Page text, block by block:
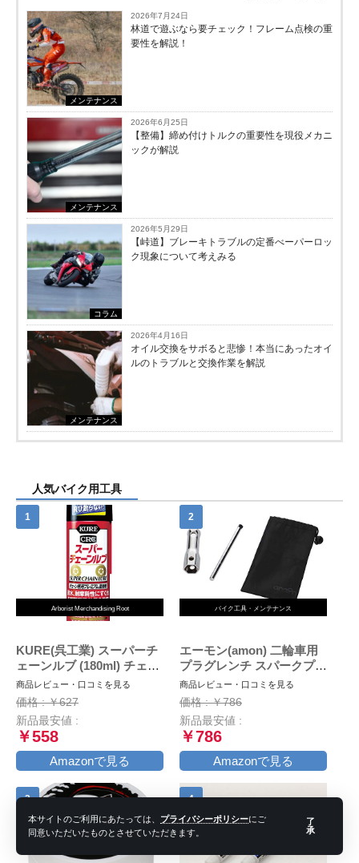
本サイトのご利用にあたっては、 プライバシーポリシーにご
同意いただいたものとさせていただきます。
了
承
メンテナンス
2026年7月24日
林道で遊ぶなら要チェック！フレーム点検の重
要性を解説！
メンテナンス
2026年6月25日
【整備】締め付けトルクの重要性を現役メカニ
ックが解説
コラム
2026年5月29日
【峠道】ブレーキトラブルの定番べーパーロッ
ク現象について考えみる
メンテナンス
2026年4月16日
オイル交換をサボると悲惨！本当にあったオイ
ルのトラブルと交換作業を解説
人気バイク用工具
Arborist Merchandising Root
KURE(呉工業) スーパーチ
ェーンルブ (180ml) チェー
ン専用プレミアム潤滑剤 [
品番 ] 1068 [HTRC2.1]
商品レビュー・口コミを見る
価格 : ￥627
新品最安値 :
￥558
Amazonで見る
バイク工具・メンテナンス
エーモン(amon) 二輪車用
プラグレンチ スパークプラ
グレンチ バイク用
(16mm・18mm・21mmに
対応) 収納袋付 8844
商品レビュー・口コミを見る
価格 : ￥786
新品最安値 :
￥786
Amazonで見る